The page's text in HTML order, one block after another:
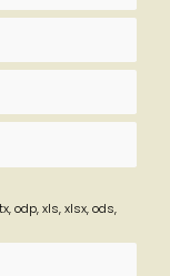
odp, xls, xlsx, ods,